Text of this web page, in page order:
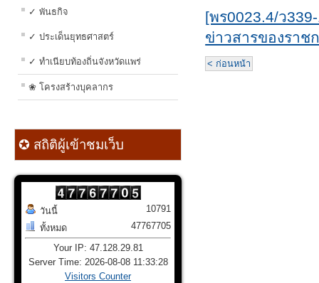
✓ พันธกิจ
✓ ประเด็นยุทธศาสตร์
✓ ทำเนียบท้องถิ่นจังหวัดแพร่
❀ โครงสร้างบุคลากร
✪ สถิติผู้เข้าชมเว็บ
วันนี้
ทั้งหมด
10791
47767705
Your IP: 47.128.29.81
Server Time: 2026-08-08 11:33:28
Visitors Counter
[พร0023.4/ว
ข่าวสารของราช
< ก่อนหน้า